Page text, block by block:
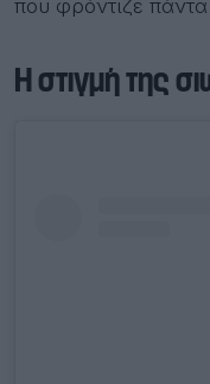
που φρόντιζε
Η στιγμή της